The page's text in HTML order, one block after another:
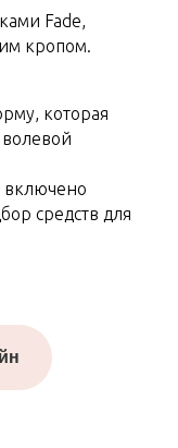
Fade,
кропом.
которая
включено
средств для